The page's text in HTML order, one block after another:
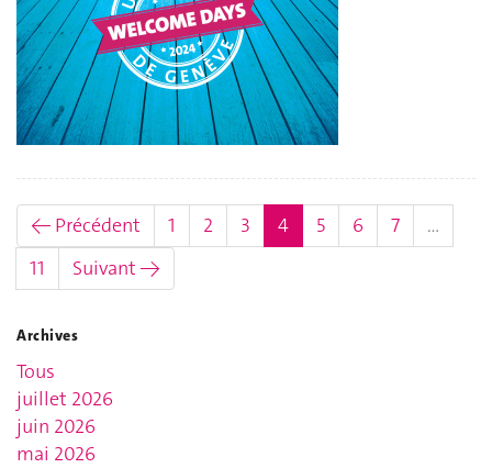
← Précédent 1 2 3 4(actuel)
5 6 7
…
11
Suivant →
Archives
Tous
juillet 2026
juin 2026
mai 2026